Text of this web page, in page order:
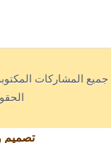
جميع المشاركات
تصميم